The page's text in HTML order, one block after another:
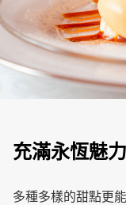
充滿永恆魅
多種多樣的甜點更